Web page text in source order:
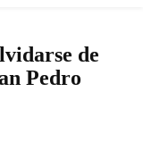
de
Pedro